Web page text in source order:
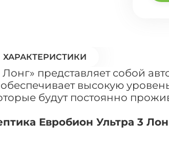
ХАРАКТЕРИСТИКИ
представляет собой
высокую
будут постоянно
Евробион Ультра 3